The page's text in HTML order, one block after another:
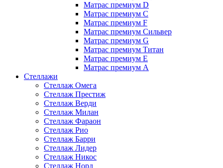
Матрас премиум D
Матрас премиум C
Матрас премиум F
Матрас премиум Сильвер
Матрас премиум G
Матрас премиум Титан
Матрас премиум Е
Матрас премиум А
Стеллажи
Стеллаж Омега
Стеллаж Престиж
Стеллаж Верди
Стеллаж Милан
Стеллаж Фараон
Стеллаж Рио
Стеллаж Барри
Стеллаж Лидер
Стеллаж Никос
Стеллаж Норд